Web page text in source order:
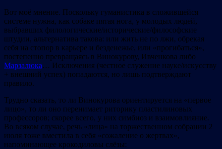
Bот моё мнение. Поскольку гуманистика в сложившейся
системе нужна, как собаке пятая нога, у молодых людей,
выбравших филологические/исторические/философские
штудии, альтернатива такова: или жить не по лжи, обрекая
себя на стопор в карьере и безденежье, или «прогибаться»,
постепенно превращаясь в Винокурову, Ивченкова либо
Марзалюка… Исключения (честное служение науке/искусству
+ внешний успех) попадаются, но лишь подтверждают
правило.
Трудно сказать, то ли Винокурова ориентируется на «первое
лицо», то ли оно перенимает риторику пластилиновых
профессоров; скорее всего, у них симбиоз и взаимовлияние.
Во всяком случае, речь «лица» на торжественном собрании 2
июля тоже вместила в себя «сожаление о жертвах»,
напоминающее крокодиловы слёзы: